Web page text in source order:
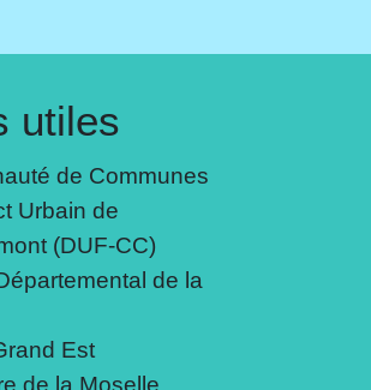
utiles
de Communes
Urbain de
(DUF-CC)
de la
Est
de la Moselle